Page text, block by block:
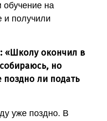
на
получили
«Школу окончил в
но
поздно ли подать
уже поздно. В